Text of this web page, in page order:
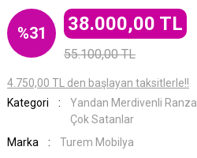
%31 38.000,00 TL
55.100,00 TL
4.750,00 TL den başlayan taksitlerle!!
Kategori
Yandan Merdivenli Ranza
Çok Satanlar
Marka
Turem Mobilya